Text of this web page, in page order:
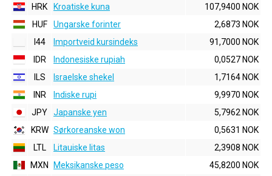
HRK
Kroatiske kuna
107,9400 NOK
HUF
Ungarske forinter
2,6873 NOK
I44
Importveid kursindeks
91,7000 NOK
IDR
Indonesiske rupiah
0,0527 NOK
ILS
Israelske shekel
1,7164 NOK
INR
Indiske rupi
9,9970 NOK
JPY
Japanske yen
5,7962 NOK
KRW Sørkoreanske won
0,5631 NOK
LTL
Litauiske litas
2,3908 NOK
MXN
Meksikanske peso
45,8200 NOK